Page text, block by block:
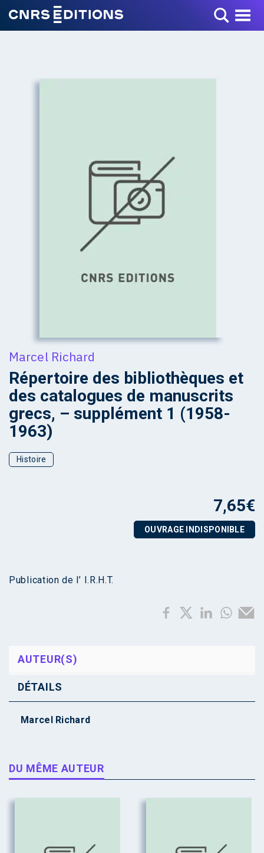
Toggle Menu
Marcel Richard
Répertoire des bibliothèques et
des catalogues de manuscrits
grecs, – supplément 1 (1958-
1963)
Histoire
7,65€
OUVRAGE INDISPONIBLE
Publication de l’ I.R.H.T.
AUTEUR(S)
DÉTAILS
Marcel Richard
DU MÊME AUTEUR